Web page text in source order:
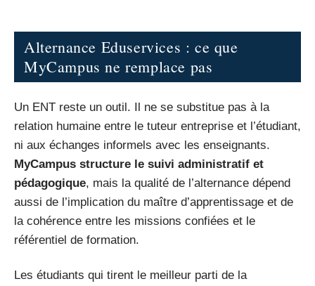
Alternance Eduservices : ce que
MyCampus ne remplace pas
Un ENT reste un outil. Il ne se substitue pas à la
relation humaine entre le tuteur entreprise et l’étudiant,
ni aux échanges informels avec les enseignants.
MyCampus structure le suivi administratif et
pédagogique, mais la qualité de l’alternance dépend
aussi de l’implication du maître d’apprentissage et de
la cohérence entre les missions confiées et le
référentiel de formation.
Les étudiants qui tirent le meilleur parti de la